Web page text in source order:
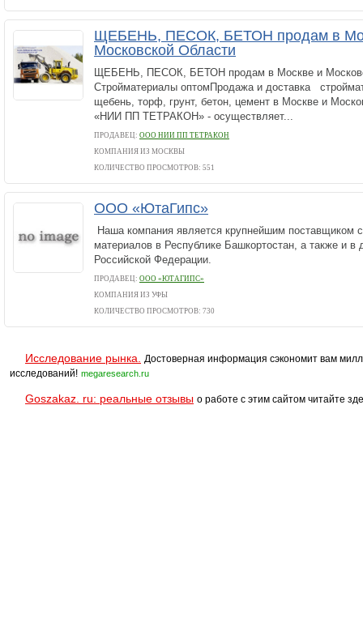
ЩЕБЕНЬ, ПЕСОК, БЕТОН продам в
Московской Области
ЩЕБЕНЬ, ПЕСОК, БЕТОН продам в Москве и
Стройматериалы оптомПродажа и доставка
щебень, торф, грунт, бетон, цемент в Москве и
«НИИ ПП ТЕТРАКОН» - осуществляет...
ПРОДАВЕЦ: ООО НИИ ПП ТЕТРАКОН
КОМПАНИЯ ИЗ МОСКВЫ
КОЛИЧЕСТВО ПРОСМОТРОВ: 551
ООО «ЮтаГипс»
Наша компания является крупнейшим поставщиком
материалов в Республике Башкортостан, а также и в
Российской Федерации.
ПРОДАВЕЦ: ООО «ЮТАГИПС»
КОМПАНИЯ ИЗ УФЫ
КОЛИЧЕСТВО ПРОСМОТРОВ: 730
Исследование рынка.
Достоверная информация сэкономит вам
исследований! megaresearch.ru
Goszakaz. ru: реальные отзывы о работе с этим сайтом читайте